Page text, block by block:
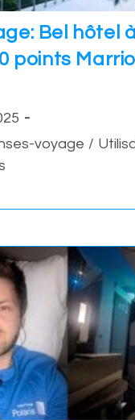
Bel hôtel
points
voyage /